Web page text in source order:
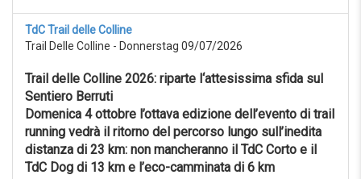
TdC Trail delle Colline
Trail Delle Colline - Donnerstag 09/07/2026
Trail delle Colline 2026: riparte l‘attesissima sfida sul
Sentiero Berruti
Domenica 4 ottobre l’ottava edizione dell’evento di trail
running vedrà il ritorno del percorso lungo sull’inedita
distanza di 23 km: non mancheranno il TdC Corto e il
TdC Dog di 13 km e l’eco-camminata di 6 km